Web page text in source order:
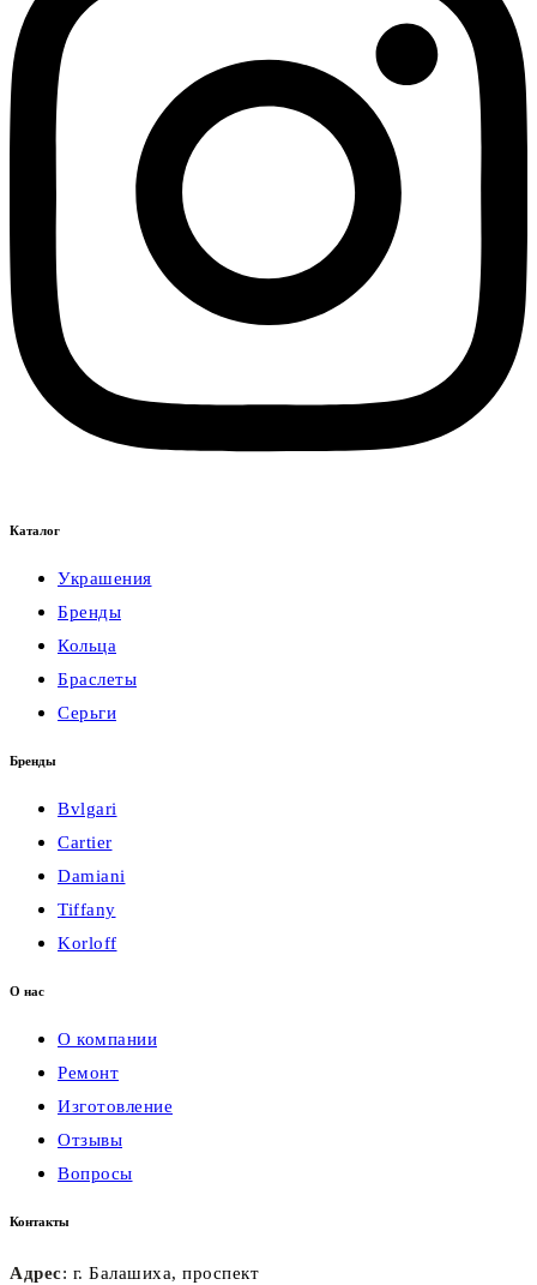
Каталог
Украшения
Бренды
Кольца
Браслеты
Серьги
Бренды
Bvlgari
Cartier
Damiani
Tiffany
Korloff
О нас
О компании
Ремонт
Изготовление
Отзывы
Вопросы
Контакты
Адрес: г. Балашиха, проспект